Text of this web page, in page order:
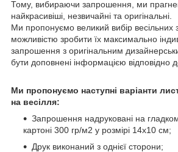
Тому, вибираючи запрошення, ми
найкрасивіші, незвичайні та оригінальні.
Ми пропонуємо великий вибір весільних
можливістю зробити їх максимально
запрошення з оригінальним
бути доповнені інформацією відповідно
Ми пропонуємо наступні варіанти
на весілля:
Запрошення надруковані на
картоні 300 гр/м2 у розмірі 14х10 см;
Друк виконаний з однієї сторони;